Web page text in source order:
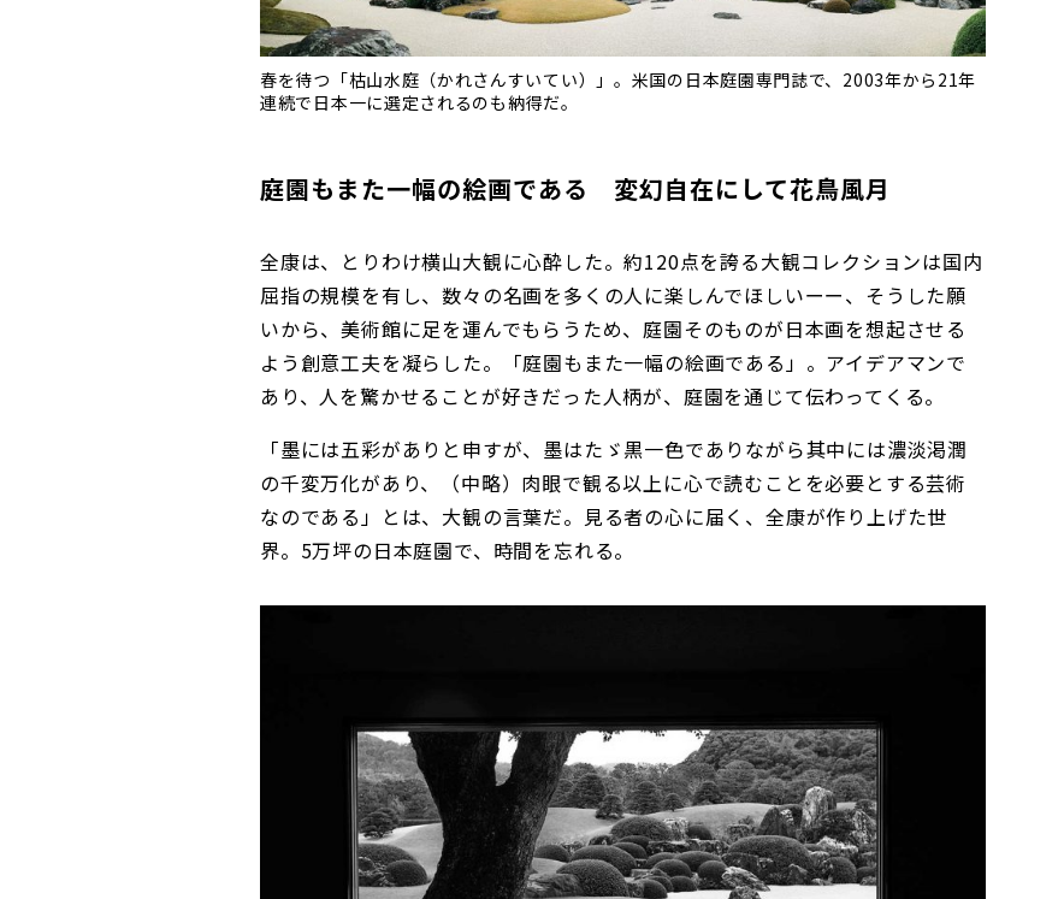
春を待つ「枯山水庭（かれさんすいてい）」。米国の日本庭園専門誌で、2003年から21年
連続で日本一に選定されるのも納得だ。
庭園もまた一幅の絵画である 変幻自在にして花鳥風月
全康は、とりわけ横山大観に心酔した。約120点を誇る大観コレクションは国内
屈指の規模を有し、数々の名画を多くの人に楽しんでほしいーー、そうした願
いから、美術館に足を運んでもらうため、庭園そのものが日本画を想起させる
よう創意工夫を凝らした。「庭園もまた一幅の絵画である」。アイデアマンで
あり、人を驚かせることが好きだった人柄が、庭園を通じて伝わってくる。
「墨には五彩がありと申すが、墨はたゞ黒一色でありながら其中には濃淡渇潤
の千変万化があり、（中略）肉眼で観る以上に心で読むことを必要とする芸術
なのである」とは、大観の言葉だ。見る者の心に届く、全康が作り上げた世
界。5万坪の日本庭園で、時間を忘れる。